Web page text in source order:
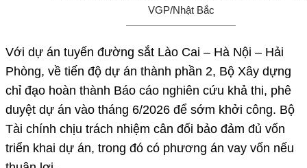
VGP/Nhật Bắc
Với dự án tuyến đường sắt Lào Cai – Hà Nội – Hải
Phòng, về tiến độ dự án thành phần 2, Bộ Xây dựng
chỉ đạo hoàn thành Báo cáo nghiên cứu khả thi, phê
duyệt dự án vào tháng 6/2026 để sớm khởi công. Bộ
Tài chính chịu trách nhiệm cân đối bảo đảm đủ vốn
triển khai dự án, trong đó có phương án vay vốn nếu